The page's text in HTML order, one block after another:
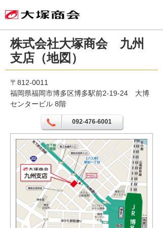
株式会社大塚商会 九州
支店（地図）
〒812-0011
福岡県福岡市博多区博多駅前2-19-24 大博
センタービル 8階
092-476-6001